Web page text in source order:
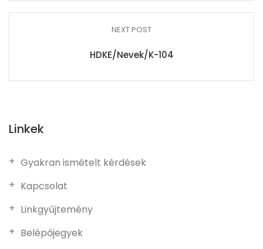
NEXT POST
HDKE/Nevek/K-104
Linkek
Gyakran ismételt kérdések
Kapcsolat
Linkgyűjtemény
Belépőjegyek